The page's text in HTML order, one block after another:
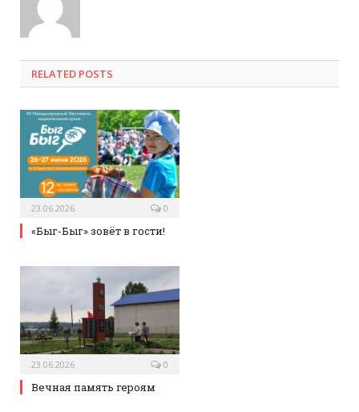
RELATED POSTS
23.06.2026 0
«Быг-Быг» зовёт в гости!
23.06.2026 0
Вечная память героям